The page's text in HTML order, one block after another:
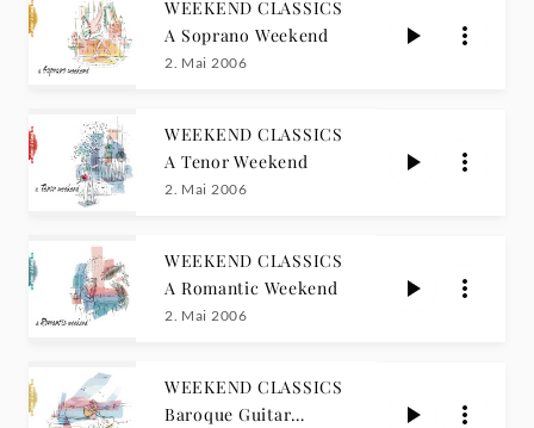
WEEKEND CLASSICS
A Soprano Weekend
2. Mai 2006
WEEKEND CLASSICS
A Tenor Weekend
2. Mai 2006
WEEKEND CLASSICS
A Romantic Weekend
2. Mai 2006
WEEKEND CLASSICS
Baroque Guitar